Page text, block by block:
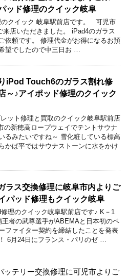
ッド修理のクイック岐阜
のクイック 岐阜駅前店です。 可児市
来店いただきました。 iPad4のガラス
依頼です。 修理代金がお得になるお預
望でしたので中三日お …
iPod Touch6のガラス割れ修
～♪アイポッド修理のクイック
ット修理と買取のクイック岐阜駅前店
の新穂高ロープウェイでテントサウナ
るみたいですね～ 雪化粧している標高
かば平ではサウナストーンに水をかけ
ラス交換修理に岐阜市内よりご
パッド修理もクイック岐阜
理のクイック岐阜駅前店です♪ K－1
王者の武尊選手がABEMAと日本初のペ
ファイター契約を締結したことを発表
6月24日にフランス・パリのゼ …
ッテリー交換修理に可児市よりご